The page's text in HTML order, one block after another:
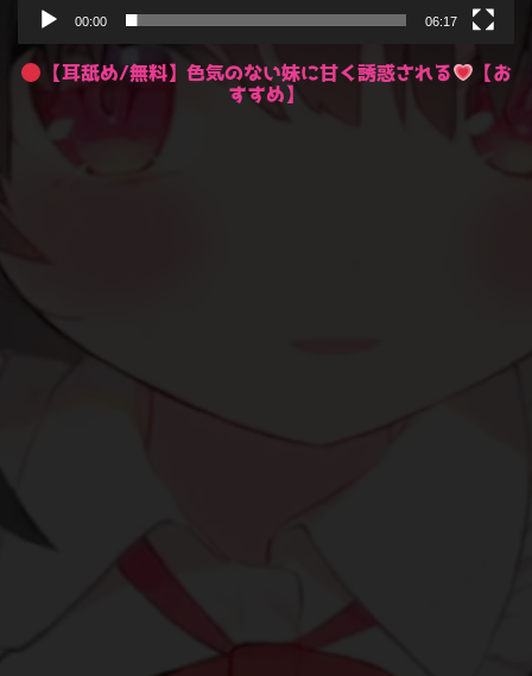
00:00 06:17
【耳舐め/無料】色気のない妹に甘く誘惑される
【お
すすめ】